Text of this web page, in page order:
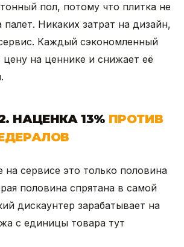
пол, потому что плитка не
Никаких затрат на дизайн,
Каждый сэкономленный
цену на ценнике и снижает её
НАЦЕНКА 13% ПРОТИВ
на сервисе это только половина
половина спрятана в самой
дискаунтер зарабатывает на
с единицы товара тут